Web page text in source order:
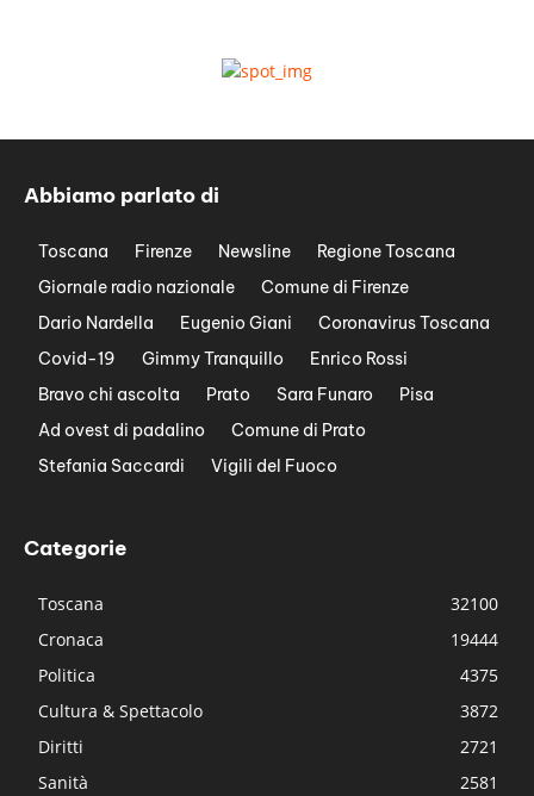
Abbiamo parlato di
Toscana Firenze Newsline
Regione Toscana
Giornale radio nazionale
Comune di Firenze
Dario Nardella
Eugenio Giani
Coronavirus Toscana
Covid-19
Gimmy Tranquillo
Enrico Rossi
Bravo chi ascolta
Prato Sara Funaro
Pisa
Ad ovest di padalino
Comune di Prato
Stefania Saccardi
Vigili del Fuoco
Categorie
Toscana
32100
Cronaca
19444
Politica
4375
Cultura & Spettacolo
3872
Diritti
2721
Sanità
2581